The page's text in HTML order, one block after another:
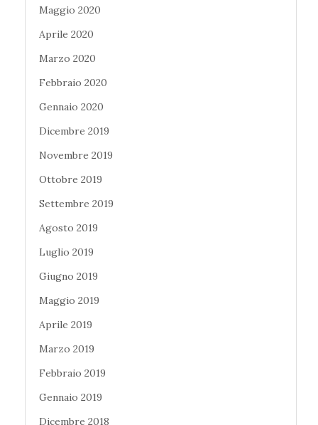
Maggio 2020
Aprile 2020
Marzo 2020
Febbraio 2020
Gennaio 2020
Dicembre 2019
Novembre 2019
Ottobre 2019
Settembre 2019
Agosto 2019
Luglio 2019
Giugno 2019
Maggio 2019
Aprile 2019
Marzo 2019
Febbraio 2019
Gennaio 2019
Dicembre 2018